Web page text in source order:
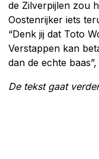
de Zilverpijlen zou
Oostenrijker iets
“Denk jij dat Toto
Verstappen kan
dan de echte
De tekst gaat